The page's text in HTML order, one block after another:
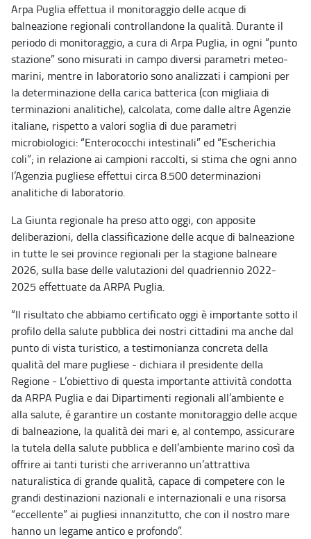
Arpa Puglia effettua il monitoraggio delle acque di
balneazione regionali controllandone la qualità. Durante il
periodo di monitoraggio, a cura di Arpa Puglia, in ogni “punto
stazione” sono misurati in campo diversi parametri meteo-
marini, mentre in laboratorio sono analizzati i campioni per
la determinazione della carica batterica (con migliaia di
terminazioni analitiche), calcolata, come dalle altre Agenzie
italiane, rispetto a valori soglia di due parametri
microbiologici: “Enterococchi intestinali” ed “Escherichia
coli”; in relazione ai campioni raccolti, si stima che ogni anno
l’Agenzia pugliese effettui circa 8.500 determinazioni
analitiche di laboratorio.
La Giunta regionale ha preso atto oggi, con apposite
deliberazioni, della classificazione delle acque di balneazione
in tutte le sei province regionali per la stagione balneare
2026, sulla base delle valutazioni del quadriennio 2022-
2025 effettuate da ARPA Puglia.
“Il risultato che abbiamo certificato oggi è importante sotto il
profilo della salute pubblica dei nostri cittadini ma anche dal
punto di vista turistico, a testimonianza concreta della
qualità del mare pugliese - dichiara il presidente della
Regione - L’obiettivo di questa importante attività condotta
da ARPA Puglia e dai Dipartimenti regionali all’ambiente e
alla salute, é garantire un costante monitoraggio delle acque
di balneazione, la qualità dei mari e, al contempo, assicurare
la tutela della salute pubblica e dell’ambiente marino così da
offrire ai tanti turisti che arriveranno un’attrattiva
naturalistica di grande qualità, capace di competere con le
grandi destinazioni nazionali e internazionali e una risorsa
“eccellente” ai pugliesi innanzitutto, che con il nostro mare
hanno un legame antico e profondo”.